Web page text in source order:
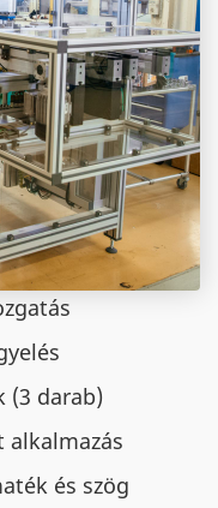
(3 darab)
és szög